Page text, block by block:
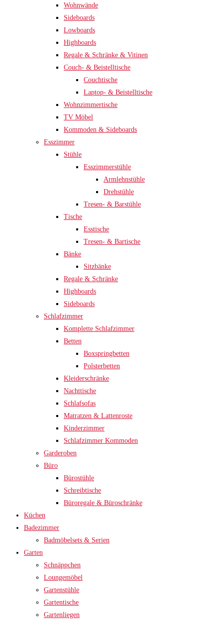
Wohnwände
Sideboards
Lowboards
Highboards
Regale & Schränke & Vitinen
Couch- & Beistelltische
Couchtische
Laptop- & Beistelltische
Wohnzimmertische
TV Möbel
Kommoden & Sideboards
Esszimmer
Stühle
Esszimmerstühle
Armlehnstühle
Drehstühle
Tresen- & Barstühle
Tische
Esstische
Tresen- & Bartische
Bänke
Sitzbänke
Regale & Schränke
Highboards
Sideboards
Schlafzimmer
Komplette Schlafzimmer
Betten
Boxspringbetten
Polsterbetten
Kleiderschränke
Nachttische
Schlafsofas
Matratzen & Lattenroste
Kinderzimmer
Schlafzimmer Kommoden
Garderoben
Büro
Bürostühle
Schreibtische
Büroregale & Büroschränke
Küchen
Badezimmer
Badmöbelsets & Serien
Garten
Schnäppchen
Loungemöbel
Gartenstühle
Gartentische
Gartenliegen